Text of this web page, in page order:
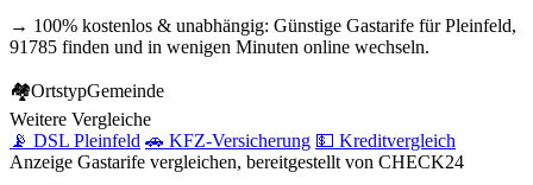
→ 100% kostenlos & unabhängig: Günstige Gastarife für Pleinfeld,
91785 finden und in wenigen Minuten online wechseln.
🏘OrtstypGemeinde
Weitere Vergleiche
📡 DSL Pleinfeld 🚗 KFZ-Versicherung 💵 Kreditvergleich
Anzeige Gastarife vergleichen, bereitgestellt von CHECK24